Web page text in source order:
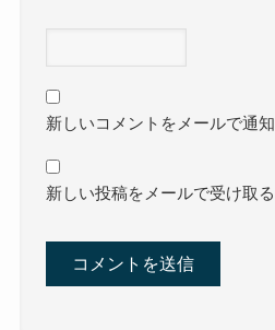
新しいコメントをメールで通知
新しい投稿をメールで受け取る